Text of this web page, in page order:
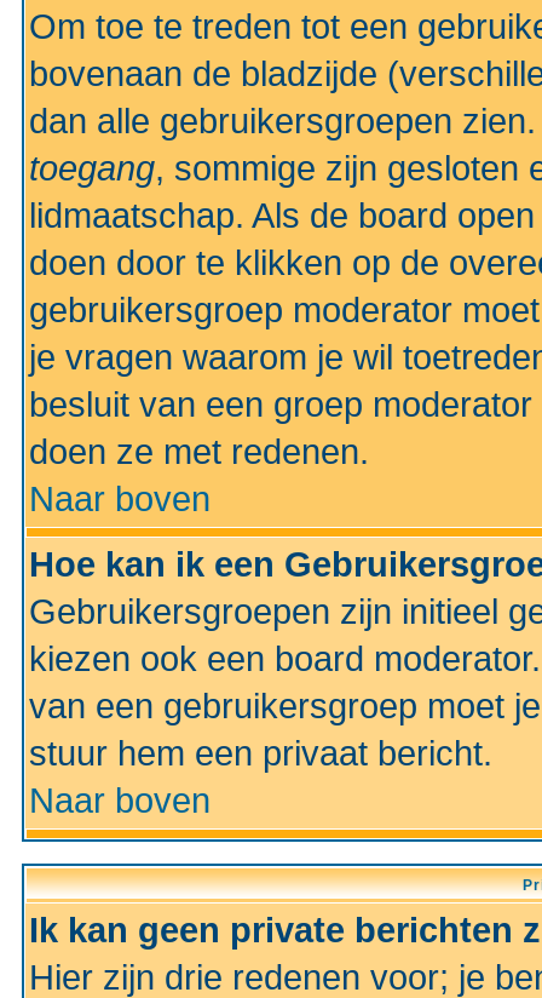
Om toe te treden tot een
bovenaan de bladzijde
dan alle gebruikersgroepen
toegang, sommige zijn gesloten
lidmaatschap. Als de board
doen door te klikken op de
gebruikersgroep moderator
je vragen waarom je wil
besluit van een groep
doen ze met redenen.
Naar boven
Hoe kan ik een
Gebruikersgroepen zijn initieel
kiezen ook een board
van een gebruikersgroep moet
stuur hem een privaat bericht.
Naar boven
Ik kan geen private berichten
Hier zijn drie redenen voor; je